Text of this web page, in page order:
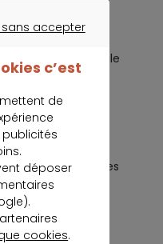
la formule optimale
prêt
les meilleures offres
donner des
accepter
c’est
de
déposer
cookies.